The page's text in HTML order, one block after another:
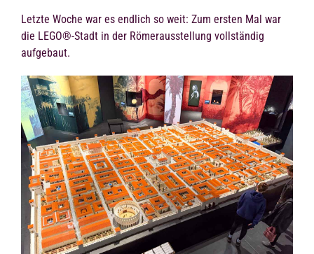
Letzte Woche war es endlich so weit: Zum ersten Mal war
die LEGO®-Stadt in der Römerausstellung vollständig
aufgebaut.